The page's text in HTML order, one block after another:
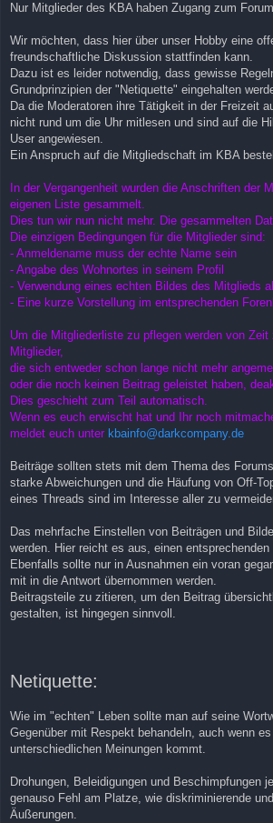
Nur Mitglieder des KBA haben Zugang zum
Wir möchten, dass hier über unser Hobby eine
freundschaftliche Diskussion stattfinden kann.
Dazu ist es leider notwendig, dass gewisse
Grundprinzipien der "Netiquette" eingehalten
Da die Moderatoren ihre Tätigkeit in der Freizeit
nicht rund um die Uhr mitlesen und sind auf die
User angewiesen.
Ein Anspruch auf die Mitgliedschaft im KBA
In der Vergangenheit wurden die Anschriften der
eigenen Liste gesammelt.
Dies tun wir nun nicht mehr. Die gesammelten
Die einzigen Bedingungen für die Mitglieder sind:
- Anmeldename muss der echte Name sein
- Angabe des Wohnortes in seinem Profil
- Verwendung eines echten Bildes des Mitglieds
- Eine kurze Vorstellung im entsprechenden
Um die Mitgliederliste zu pflegen werden von
Mitglieder,
die sich entweder schon lange nicht mehr
oder die noch keinen Beitrag geleistet haben,
Dies geschieht zum Teil automatisch.
Wenn es euch erwischt hat und Ihr noch
meldet euch unter kbainfo@darkcompany.de
Beiträge sollten stets mit dem Thema des
starke Abweichungen und die Häufung von Off-
eines Threads sind im Interesse aller zu
Das mehrfache Einstellen von Beiträgen und
werden. Hier reicht es aus, einen
Ebenfalls sollte nur in Ausnahmen ein voran
mit in die Antwort übernommen werden.
Beitragsteile zu zitieren, um den Beitrag
gestalten, ist hingegen sinnvoll.
Netiquette:
Wie im "echten" Leben sollte man auf seine
Gegenüber mit Respekt behandeln, auch wenn
unterschiedlichen Meinungen kommt.
Drohungen, Beleidigungen und Beschimpfungen
genauso Fehl am Platze, wie diskriminierende
Äußerungen.